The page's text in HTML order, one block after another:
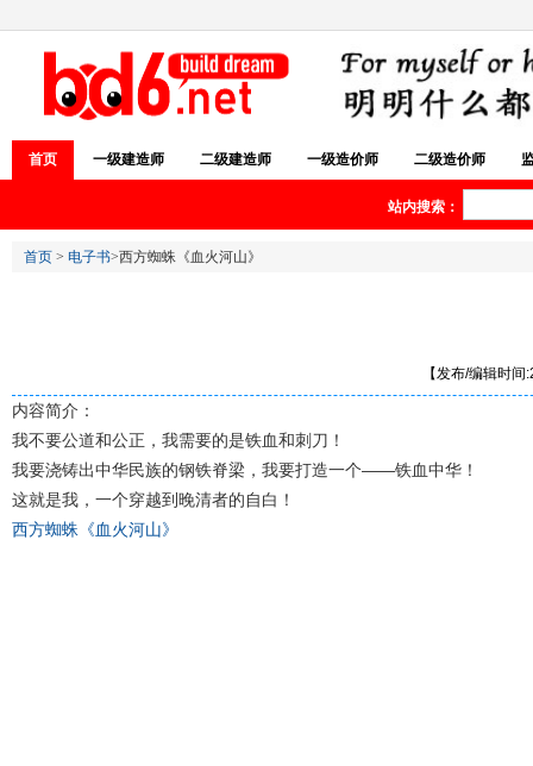
首页 一级建造师 二级建造师 一级造价师 二级造价师
站内搜索：
首页 > 电子书>西方蜘蛛《血火河山》
【发布/编辑时
内容简介：
我不要公道和公正，我需要的是铁血和刺刀！
我要浇铸出中华民族的钢铁脊梁，我要打造一个——铁血中华！
这就是我，一个穿越到晚清者的自白！
西方蜘蛛《血火河山》